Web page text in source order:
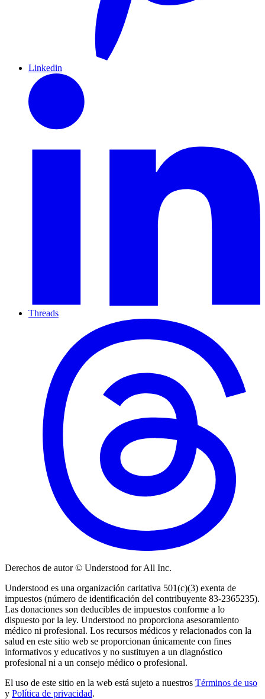
Linkedin
Threads
Derechos de autor © Understood for All Inc.
Understood es una organización caritativa 501(c)(3) exenta de
impuestos (número de identificación del contribuyente 83-2365235).
Las donaciones son deducibles de impuestos conforme a lo
dispuesto por la ley. Understood no proporciona asesoramiento
médico ni profesional. Los recursos médicos y relacionados con la
salud en este sitio web se proporcionan únicamente con fines
informativos y educativos y no sustituyen a un diagnóstico
profesional ni a un consejo médico o profesional.
El uso de este sitio en la web está sujeto a nuestros Términos de uso
y Política de privacidad.